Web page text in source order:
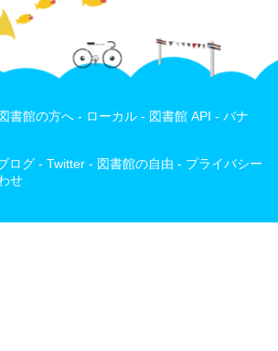
図書館の方へ - ローカル - 図書館 API - バナ
ログ - Twitter - 図書館の自由 - プライバシー
せ